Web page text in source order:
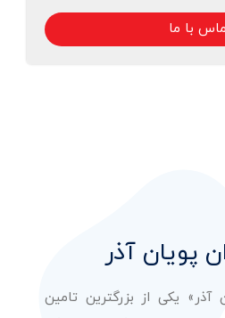
با ما
پویان آذر
آذر» یکی از بزرگترین تامین